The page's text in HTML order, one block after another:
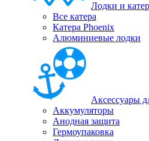
Лодки и
Все катера
Катера Phoenix
Алюминиевые лодки
Аксессуары
Аккумуляторы
Анодная защита
Гермоупаковка